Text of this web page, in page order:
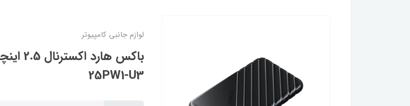
لوازم جانبی کامپیوتر
25PW1-U3